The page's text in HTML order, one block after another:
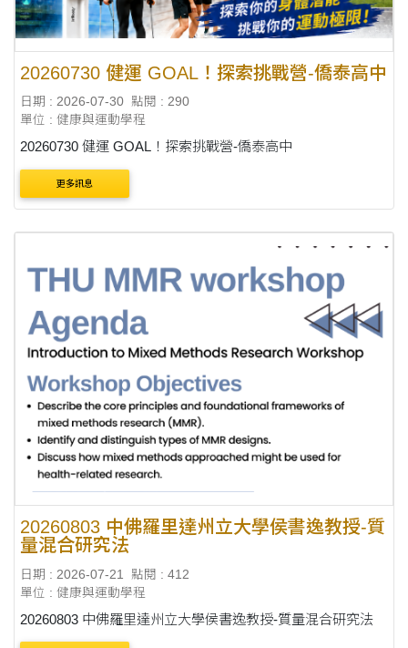
20260730 健運 GOAL！探索挑戰營-僑泰高中
日期 : 2026-07-30 點閱 : 290
單位 : 健康與運動學程
20260730 健運 GOAL！探索挑戰營-僑泰高中
更多訊息
20260803 中佛羅里達州立大學侯書逸教授-質
量混合研究法
日期 : 2026-07-21
點閱 : 412
單位 : 健康與運動學程
20260803 中佛羅里達州立大學侯書逸教授-質量混合研究法